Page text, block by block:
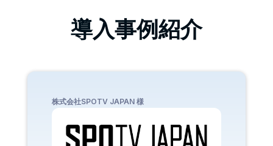
導入事例紹介
株式会社SPOTV JAPAN 様